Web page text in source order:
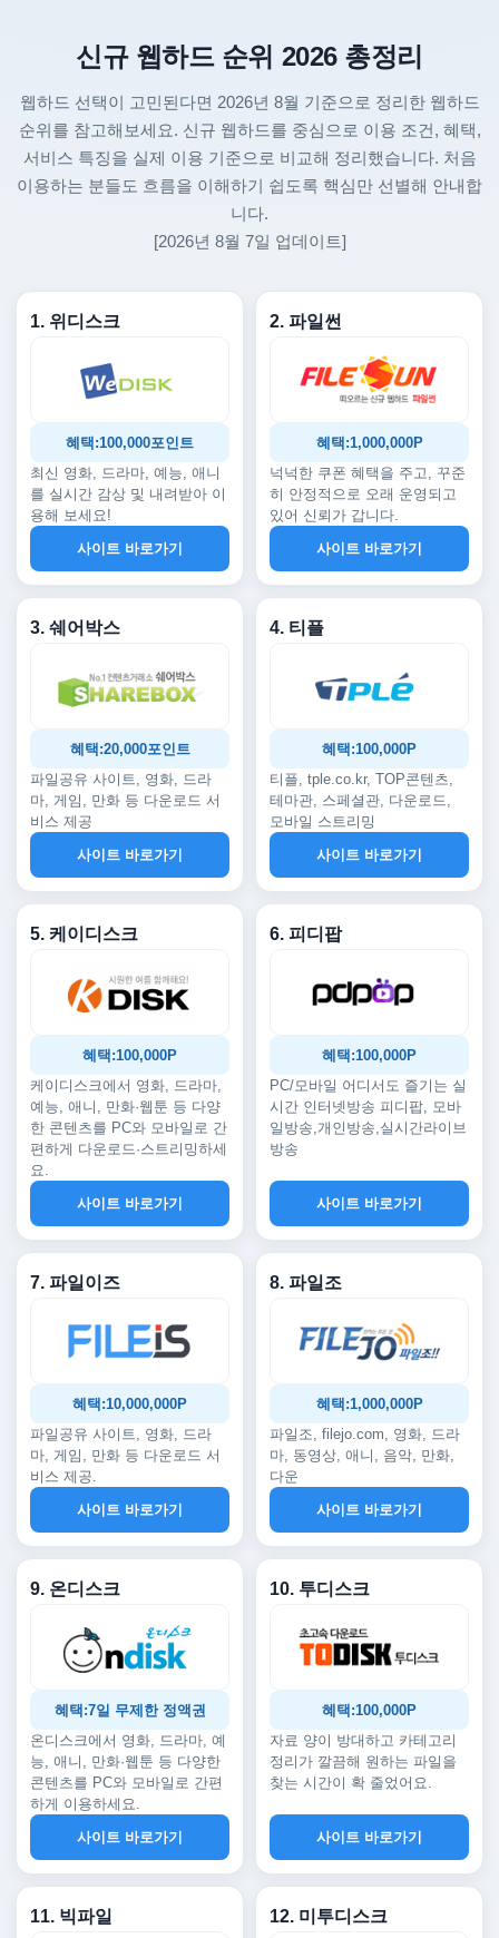
신규 웹하드 순위 2026 총정리
웹하드 선택이 고민된다면 2026년 8월 기준으로 정리한 웹하드
순위를 참고해보세요. 신규 웹하드를 중심으로 이용 조건, 혜택,
서비스 특징을 실제 이용 기준으로 비교해 정리했습니다. 처음
이용하는 분들도 흐름을 이해하기 쉽도록 핵심만 선별해 안내합
니다.
[2026년 8월 7일 업데이트]
1. 위디스크
혜택:100,000포인트
최신 영화, 드라마, 예능, 애니
를 실시간 감상 및 내려받아 이
용해 보세요!
사이트 바로가기
2. 파일썬
혜택:1,000,000P
넉넉한 쿠폰 혜택을 주고, 꾸준
히 안정적으로 오래 운영되고
있어 신뢰가 갑니다.
사이트 바로가기
3. 쉐어박스
혜택:20,000포인트
파일공유 사이트, 영화, 드라
마, 게임, 만화 등 다운로드 서
비스 제공
사이트 바로가기
4. 티플
혜택:100,000P
티플, tple.co.kr, TOP콘텐츠,
테마관, 스페셜관, 다운로드,
모바일 스트리밍
사이트 바로가기
5. 케이디스크
혜택:100,000P
케이디스크에서 영화, 드라마,
예능, 애니, 만화·웹툰 등 다양
한 콘텐츠를 PC와 모바일로 간
편하게 다운로드·스트리밍하세
요.
사이트 바로가기
6. 피디팝
혜택:100,000P
PC/모바일 어디서도 즐기는 실
시간 인터넷방송 피디팝, 모바
일방송,개인방송,실시간라이브
방송
사이트 바로가기
7. 파일이즈
혜택:10,000,000P
파일공유 사이트, 영화, 드라
마, 게임, 만화 등 다운로드 서
비스 제공.
사이트 바로가기
8. 파일조
혜택:1,000,000P
파일조, filejo.com, 영화, 드라
마, 동영상, 애니, 음악, 만화,
다운
사이트 바로가기
9. 온디스크
혜택:7일 무제한 정액권
온디스크에서 영화, 드라마, 예
능, 애니, 만화·웹툰 등 다양한
콘텐츠를 PC와 모바일로 간편
하게 이용하세요.
사이트 바로가기
10. 투디스크
혜택:100,000P
자료 양이 방대하고 카테고리
정리가 깔끔해 원하는 파일을
찾는 시간이 확 줄었어요.
사이트 바로가기
11. 빅파일 12. 미투디스크